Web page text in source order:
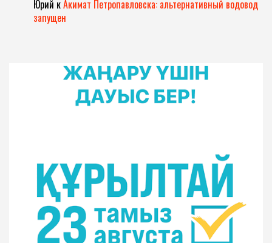
Юрий кАкимат Петропавловска: альтернативный водовод
запущен